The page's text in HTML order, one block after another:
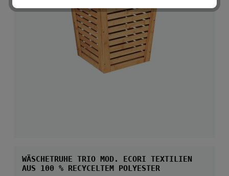
WÄSCHETRUHE TRIO MOD. ECORI TEXTILIEN
AUS 100 % RECYCELTEM POLYESTER